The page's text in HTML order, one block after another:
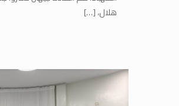
هلال،[…]